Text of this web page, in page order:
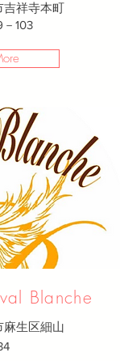
吉祥寺本町
103
Blanche
麻生区細山